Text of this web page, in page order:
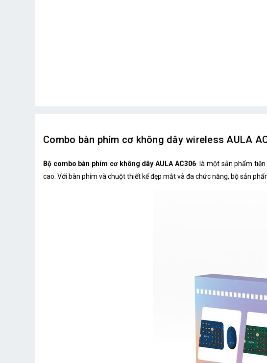
Combo bàn phím cơ không dây wireless AULA
Bộ combo bàn phím cơ không dây AULA AC306
là một sản phẩm
cao. Với bàn phím và chuột thiết kế đẹp mắt và đa chức năng, bộ sản